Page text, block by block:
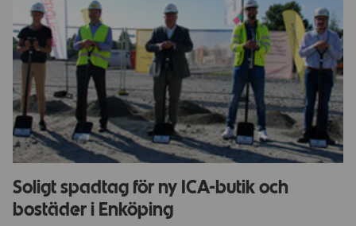
Soligt spadtag för ny ICA-butik och
bostäder i Enköping